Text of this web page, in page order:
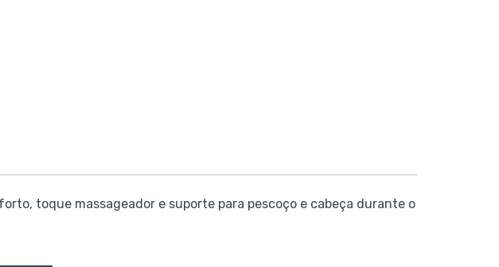
toque massageador e suporte para pescoço e cabeça durante o